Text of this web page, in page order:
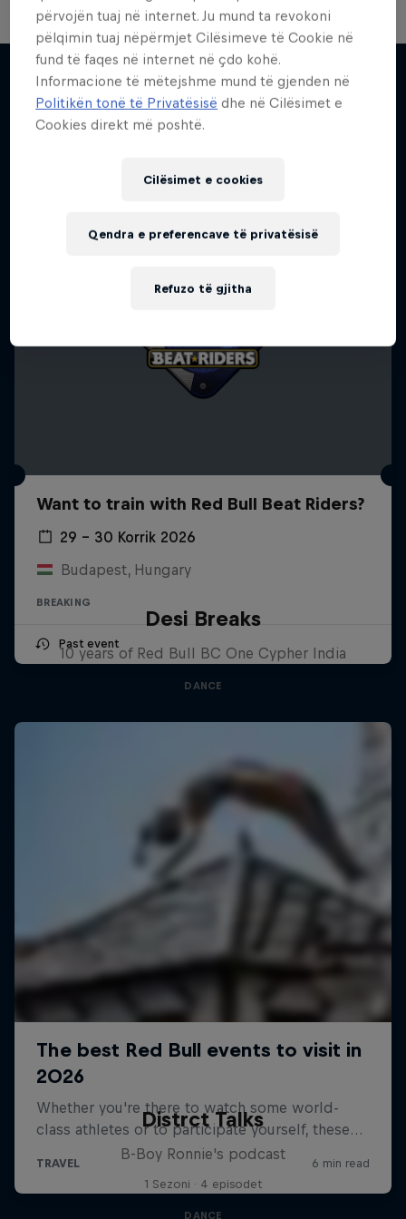
Më shumë si kjo
Take the Title
Red Bull Dance Your Style
1 Sezoni · 4 episodet
Want to train with Red Bull Beat Riders?
29 – 30 Korrik 2026
Budapest, Hungary
BREAKING
Past event
Desi Breaks
10 years of Red Bull BC One Cypher India
DANCE
Distrct Talks
B-Boy Ronnie's podcast
1 Sezoni · 4 episodet
DANCE
përvojën tuaj në internet. Ju mund ta revokoni
pëlqimin tuaj nëpërmjet Cilësimeve të Cookie në
fund të faqes në internet në çdo kohë.
Informacione të mëtejshme mund të gjenden në
Politikën tonë të Privatësisë dhe në Cilësimet e
Cookies direkt më poshtë.
Cilësimet e cookies
Refuzo të gjitha
Qendra e preferencave të privatësisë